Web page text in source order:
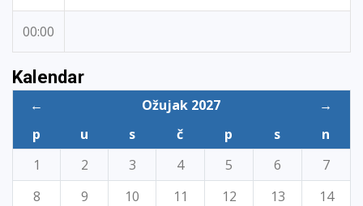
00:00
Kalendar
← Ožujak 2027
→
p
u s č p s
n
1
2 3 4 5 6
7
8
9 10 11 12 13
14